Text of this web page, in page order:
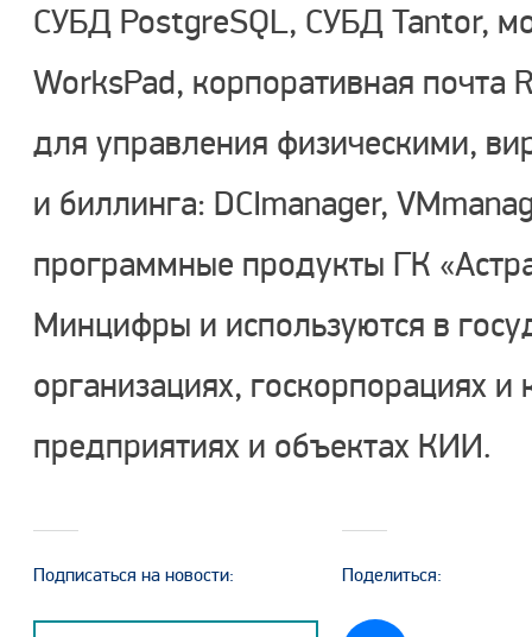
СУБД PostgreSQL, СУБД Tantor,
WorksPad, корпоративная
для управления физическими,
и биллинга: DCImanager,
программные продукты ГК
Минцифры и используются в
организациях, госкорпорациях
предприятиях и объектах КИИ.
Подписаться на новости: Поделиться: